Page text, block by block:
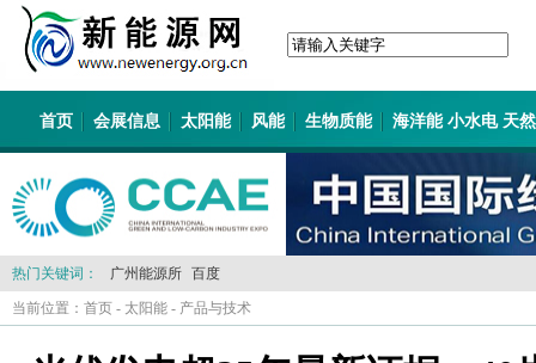
首页 会展信息 太阳能 风能 生物质能 海洋能 小水电 天
热门关键词： 广州能源所 百度
当前位置： 首页 - 太阳能 - 产品与技术